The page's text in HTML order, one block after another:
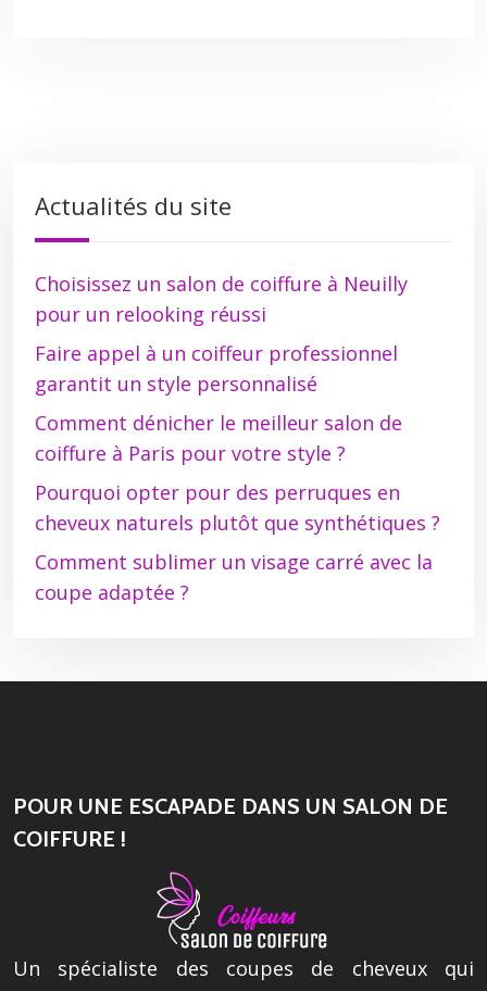
Actualités du site
Choisissez un salon de coiffure à Neuilly
pour un relooking réussi
Faire appel à un coiffeur professionnel
garantit un style personnalisé
Comment dénicher le meilleur salon de
coiffure à Paris pour votre style ?
Pourquoi opter pour des perruques en
cheveux naturels plutôt que synthétiques ?
Comment sublimer un visage carré avec la
coupe adaptée ?
POUR UNE ESCAPADE DANS UN SALON DE
COIFFURE !
Un spécialiste des coupes de cheveux qui